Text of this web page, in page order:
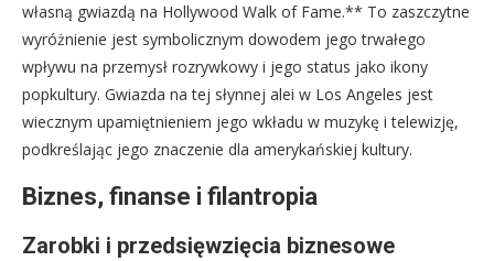
własną gwiazdą na Hollywood Walk of Fame.** To zaszczytne
wyróżnienie jest symbolicznym dowodem jego trwałego
wpływu na przemysł rozrywkowy i jego status jako ikony
popkultury. Gwiazda na tej słynnej alei w Los Angeles jest
wiecznym upamiętnieniem jego wkładu w muzykę i telewizję,
podkreślając jego znaczenie dla amerykańskiej kultury.
Biznes, finanse i filantropia
Zarobki i przedsięwzięcia biznesowe